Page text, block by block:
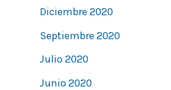
Diciembre 2020
Septiembre 2020
Julio 2020
Junio 2020